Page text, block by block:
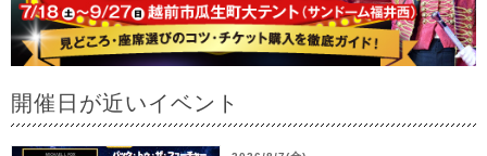
開催日が近いイベント